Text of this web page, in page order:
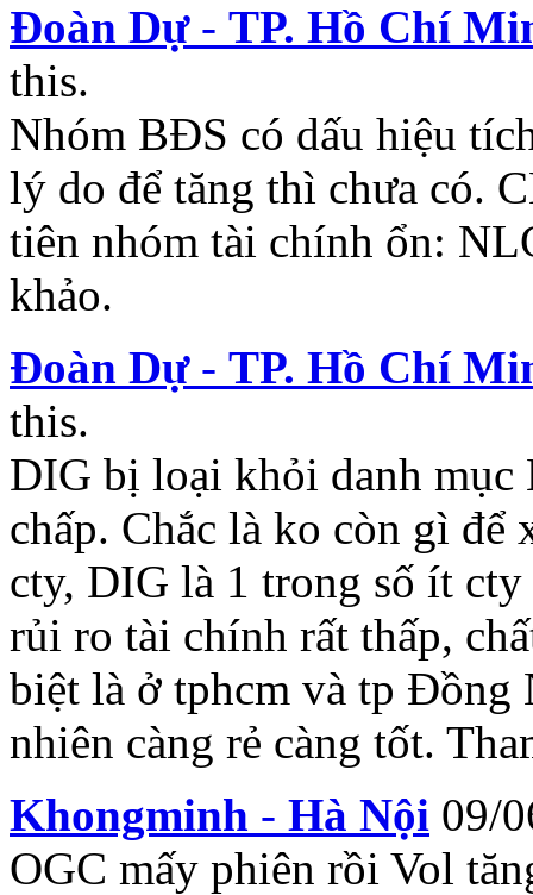
Đoàn Dự- TP. Hồ Chí
this.
Nhóm BĐS có dấu hiệu
lý do để tăng thì chưa có.
tiên nhóm tài chính ổn:
khảo.
Đoàn Dự- TP. Hồ Chí
this.
DIG bị loại khỏi danh
chấp. Chắc là ko còn gì
cty, DIG là 1 trong số ít
rủi ro tài chính rất thấp,
biệt là ở tphcm và tp Đồng
nhiên càng rẻ càng tốt.
Khongminh - Hà Nội 09/
OGC mấy phiên rồi Vol